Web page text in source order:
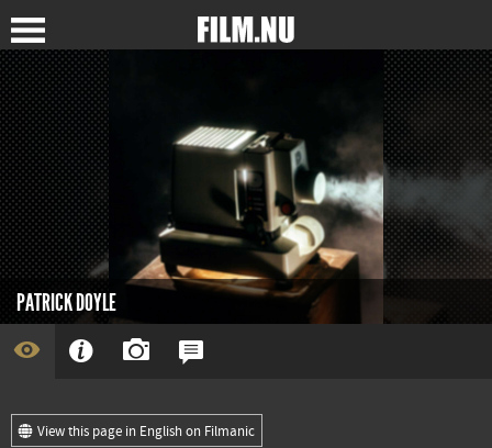
PATRICK DOYLE
View this page in English on Filmanic